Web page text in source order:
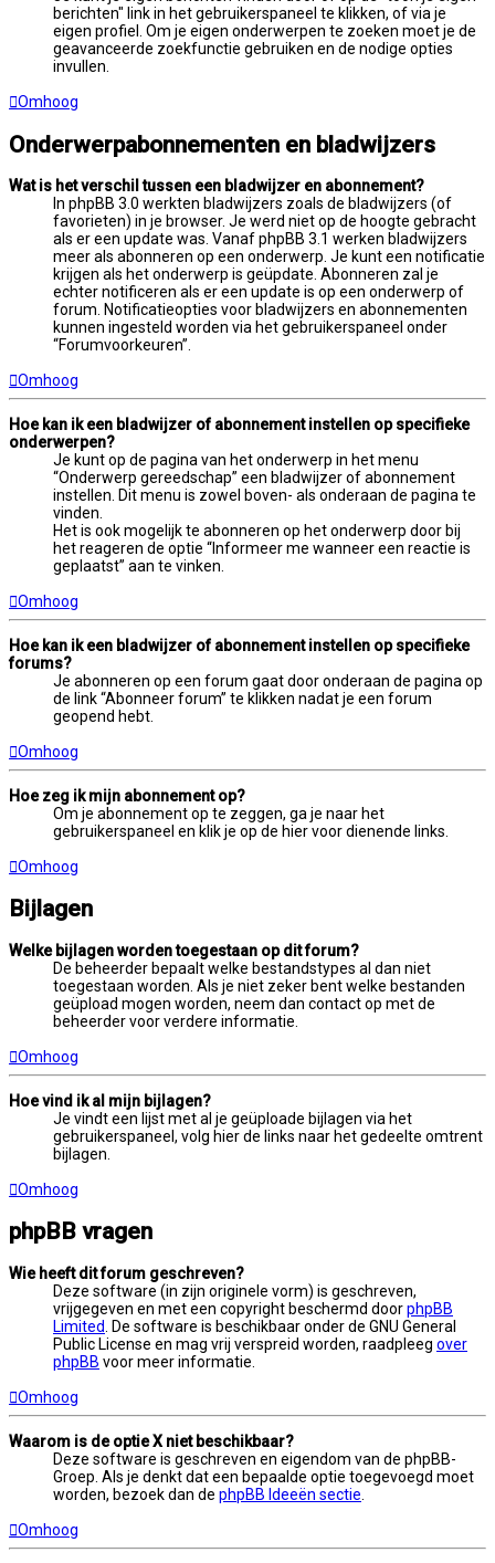
berichten" link in het gebruikerspaneel te klikken, of via je
eigen profiel. Om je eigen onderwerpen te zoeken moet je de
geavanceerde zoekfunctie gebruiken en de nodige opties
invullen.
Omhoog
Onderwerpabonnementen en bladwijzers
Wat is het verschil tussen een bladwijzer en abonnement?
In phpBB 3.0 werkten bladwijzers zoals de bladwijzers (of
favorieten) in je browser. Je werd niet op de hoogte gebracht
als er een update was. Vanaf phpBB 3.1 werken bladwijzers
meer als abonneren op een onderwerp. Je kunt een notificatie
krijgen als het onderwerp is geüpdate. Abonneren zal je
echter notificeren als er een update is op een onderwerp of
forum. Notificatieopties voor bladwijzers en abonnementen
kunnen ingesteld worden via het gebruikerspaneel onder
“Forumvoorkeuren”.
Omhoog
Hoe kan ik een bladwijzer of abonnement instellen op specifieke
onderwerpen?
Je kunt op de pagina van het onderwerp in het menu
“Onderwerp gereedschap” een bladwijzer of abonnement
instellen. Dit menu is zowel boven- als onderaan de pagina te
vinden.
Het is ook mogelijk te abonneren op het onderwerp door bij
het reageren de optie “Informeer me wanneer een reactie is
geplaatst” aan te vinken.
Omhoog
Hoe kan ik een bladwijzer of abonnement instellen op specifieke
forums?
Je abonneren op een forum gaat door onderaan de pagina op
de link “Abonneer forum” te klikken nadat je een forum
geopend hebt.
Omhoog
Hoe zeg ik mijn abonnement op?
Om je abonnement op te zeggen, ga je naar het
gebruikerspaneel en klik je op de hier voor dienende links.
Omhoog
Bijlagen
Welke bijlagen worden toegestaan op dit forum?
De beheerder bepaalt welke bestandstypes al dan niet
toegestaan worden. Als je niet zeker bent welke bestanden
geüpload mogen worden, neem dan contact op met de
beheerder voor verdere informatie.
Omhoog
Hoe vind ik al mijn bijlagen?
Je vindt een lijst met al je geüploade bijlagen via het
gebruikerspaneel, volg hier de links naar het gedeelte omtrent
bijlagen.
Omhoog
phpBB vragen
Wie heeft dit forum geschreven?
Deze software (in zijn originele vorm) is geschreven,
vrijgegeven en met een copyright beschermd doorphpBB
Limited
. De software is beschikbaar onder de GNU General
Public License en mag vrij verspreid worden, raadpleeg over
phpBB voor meer informatie.
Omhoog
Waarom is de optie X niet beschikbaar?
Deze software is geschreven en eigendom van de phpBB-
Groep. Als je denkt dat een bepaalde optie toegevoegd moet
worden, bezoek dan de phpBB Ideeën sectie
Omhoog